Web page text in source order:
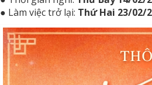
● Làm việc trở lại: Thứ Hai 23/02/